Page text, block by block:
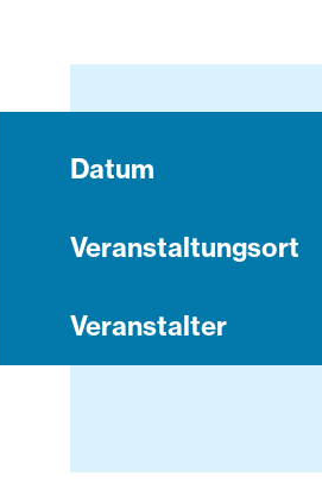
Datum
Veranstaltungsort
Veranstalter